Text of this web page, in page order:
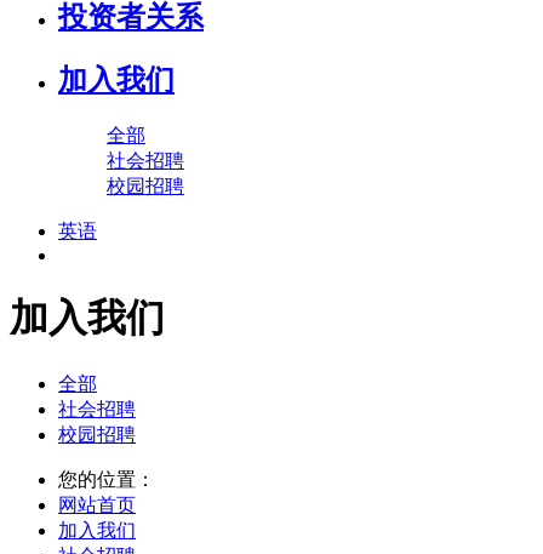
投资者关系
加入我们
全部
社会招聘
校园招聘
英语
加入我们
全部
社会招聘
校园招聘
您的位置：
网站首页
加入我们